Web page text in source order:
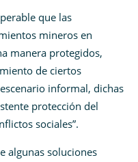
que las
mineros en
manera protegidos,
de ciertos
informal, dichas
protección del
sociales”.
algunas soluciones